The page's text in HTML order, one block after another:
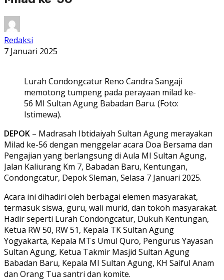
Redaksi
7 Januari 2025
Lurah Condongcatur Reno Candra Sangaji
memotong tumpeng pada perayaan milad ke-
56 MI Sultan Agung Babadan Baru. (Foto:
Istimewa).
DEPOK – Madrasah Ibtidaiyah Sultan Agung merayakan
Milad ke-56 dengan menggelar acara Doa Bersama dan
Pengajian yang berlangsung di Aula MI Sultan Agung,
Jalan Kaliurang Km 7, Babadan Baru, Kentungan,
Condongcatur, Depok Sleman, Selasa 7 Januari 2025.
Acara ini dihadiri oleh berbagai elemen masyarakat,
termasuk siswa, guru, wali murid, dan tokoh masyarakat.
Hadir seperti Lurah Condongcatur, Dukuh Kentungan,
Ketua RW 50, RW 51, Kepala TK Sultan Agung
Yogyakarta, Kepala MTs Umul Quro, Pengurus Yayasan
Sultan Agung, Ketua Takmir Masjid Sultan Agung
Babadan Baru, Kepala MI Sultan Agung, KH Saiful Anam
dan Orang Tua santri dan komite.